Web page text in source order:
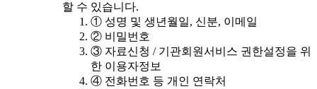
할 수 있습니다.
① 성명 및 생년월일, 신분, 이메일
② 비밀번호
③ 자료신청 / 기관회원서비스 권한설정을 위
한 이용자정보
④ 전화번호 등 개인 연락처